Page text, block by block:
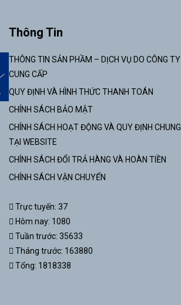
Thông Tin
THÔNG TIN SẢN PHẦM – DỊCH VỤ DO CÔNG TY
CUNG CẤP
QUY ĐỊNH VÀ HÌNH THỨC THANH TOÁN
CHÍNH SÁCH BẢO MẬT
CHÍNH SÁCH HOẠT ĐỘNG VÀ QUY ĐỊNH CHUNG
TẠI WEBSITE
CHÍNH SÁCH ĐỔI TRẢ HÀNG VÀ HOÀN TIỀN
CHÍNH SÁCH VẬN CHUYỂN
Trực tuyến: 37
Hôm nay: 1080
Tuần trước: 35633
Tháng trước: 163880
Tổng: 1818338